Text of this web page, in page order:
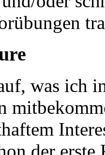
was ich
der